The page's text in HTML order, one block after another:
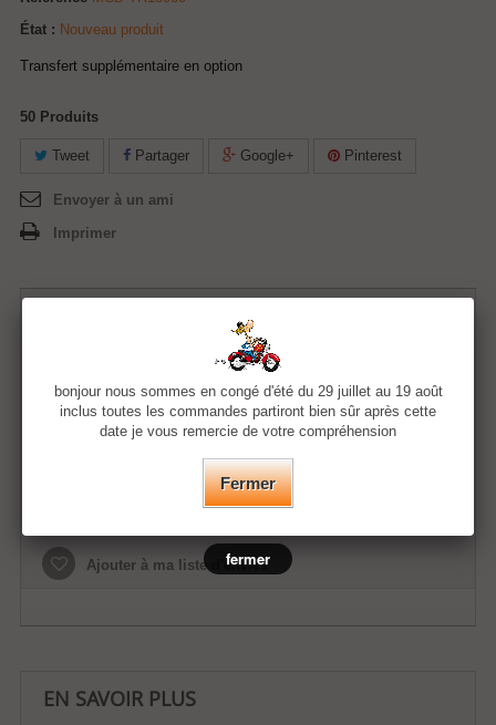
État : Nouveau produit
Transfert supplémentaire en option
50 Produits
Tweet Partager Google+ Pinterest
Envoyer à un ami
Imprimer
Quantité
Ajouter à ma liste d'envies
EN SAVOIR PLUS
bonjour nous sommes en congé d'été du 29 juillet au 19 août
inclus toutes les commandes partiront bien sûr après cette
date je vous remercie de votre compréhension
Fermer
fermer